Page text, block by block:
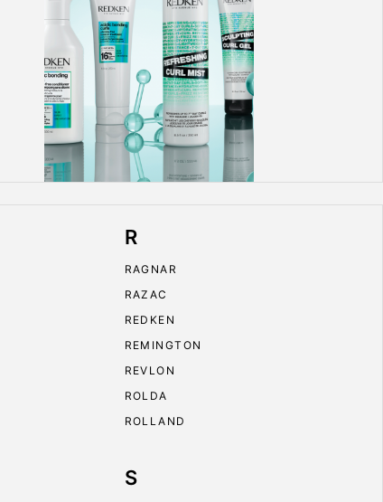
R
RAGNAR
RAZAC
REDKEN
REMINGTON
REVLON
ROLDA
ROLLAND
S